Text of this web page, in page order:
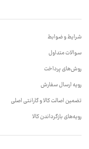
شرایط و ضوابط
سوالات متداول
روش‌های پرداخت
رویه ارسال سفارش
تضمین اصالت کالا و گارانتی اصلی
رویه‌های بازگرداندن کالا